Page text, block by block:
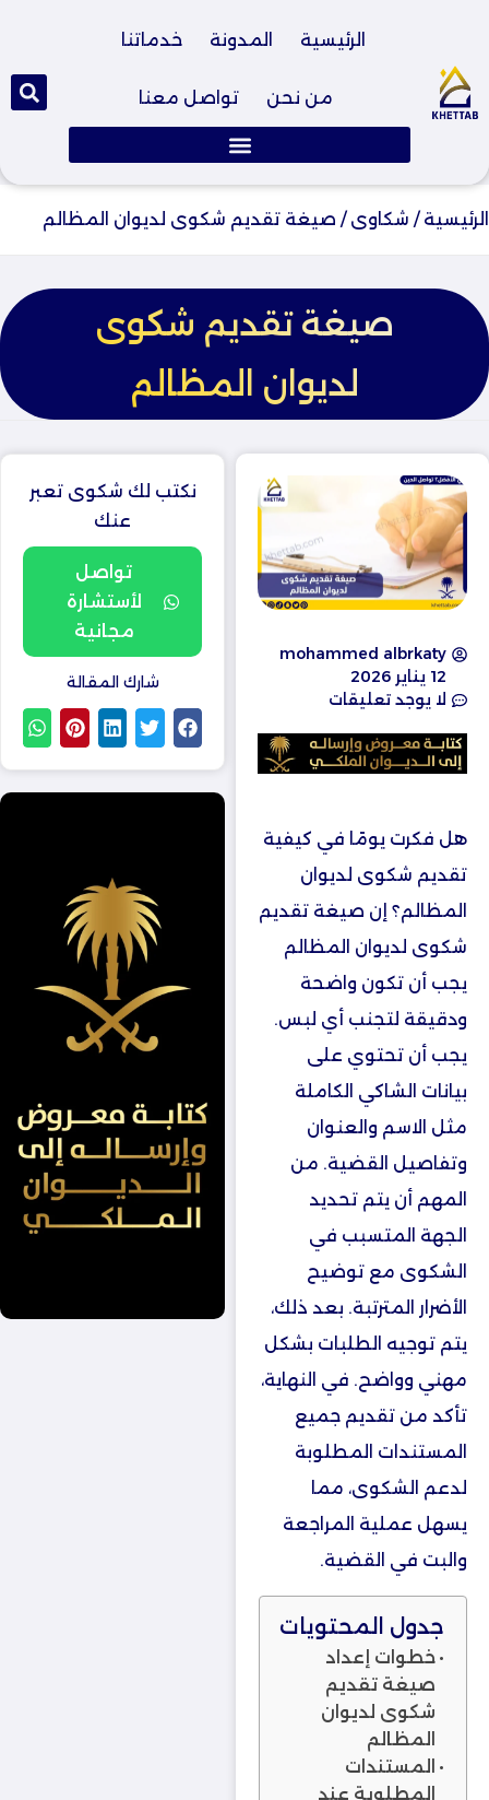
الرئيسية المدونة خدماتنا
من نحن تواصل معنا
الرئيسية / شكاوى / صيغة تقديم شكوى لديوان المظالم
صيغة تقديم شكوى
لديوان المظالم
mohammed albrkaty
12 يناير 2026
لا يوجد تعليقات
هل فكرت يومًا في كيفية
تقديم شكوى لديوان
المظالم؟ إن صيغة تقديم
شكوى لديوان المظالم
يجب أن تكون واضحة
ودقيقة لتجنب أي لبس.
يجب أن تحتوي على
بيانات الشاكي الكاملة
مثل الاسم والعنوان
وتفاصيل القضية. من
المهم أن يتم تحديد
الجهة المتسبب في
الشكوى مع توضيح
الأضرار المترتبة. بعد ذلك،
يتم توجيه الطلبات بشكل
مهني وواضح. في النهاية،
تأكد من تقديم جميع
المستندات المطلوبة
لدعم الشكوى، مما
يسهل عملية المراجعة
والبت في القضية.
جدول المحتويات
خطوات إعداد
صيغة تقديم
شكوى لديوان
المظالم
المستندات
المطلوبة عند
نكتب لك شكوى تعبر
عنك
تواصل
لأستشارة
مجانية
شارك المقالة